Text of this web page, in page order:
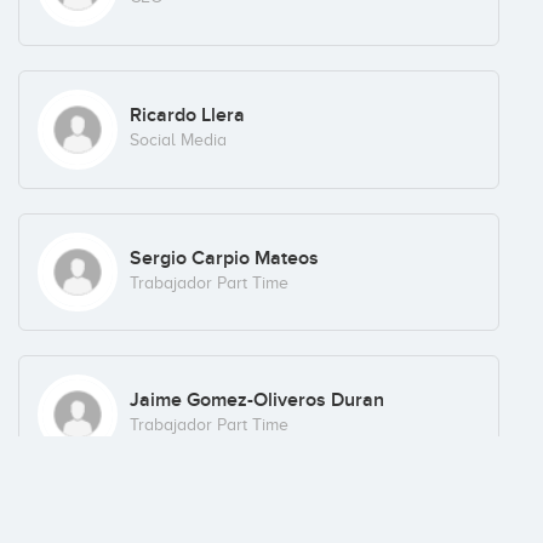
Ricardo Llera
Social Media
Sergio Carpio Mateos
Trabajador Part Time
Jaime Gomez-Oliveros Duran
Trabajador Part Time